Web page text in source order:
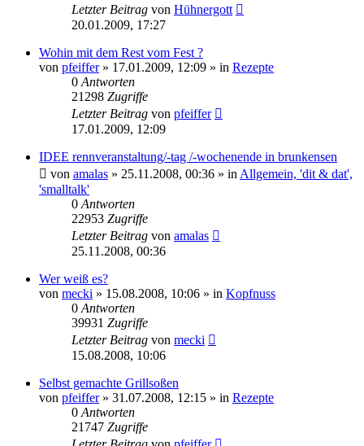
Letzter Beitrag von Hühnergott
20.01.2009, 17:27
Wohin mit dem Rest vom Fest ?
von pfeiffer» 17.01.2009, 12:09 » in Rezepte
0 Antworten
21298 Zugriffe
Letzter Beitrag von pfeiffer
17.01.2009, 12:09
IDEE rennveranstaltung/-tag /-wochenende in brunkensen
von amalas » 25.11.2008, 00:36 » in Allgemein, 'dit & dat',
'smalltalk'
0 Antworten
22953 Zugriffe
Letzter Beitrag von amalas
25.11.2008, 00:36
Wer weiß es?
von mecki » 15.08.2008, 10:06 » in Kopfnuss
0 Antworten
39931 Zugriffe
Letzter Beitrag von mecki
15.08.2008, 10:06
Selbst gemachte Grillsoßen
von pfeiffer» 31.07.2008, 12:15 » in Rezepte
0 Antworten
21747 Zugriffe